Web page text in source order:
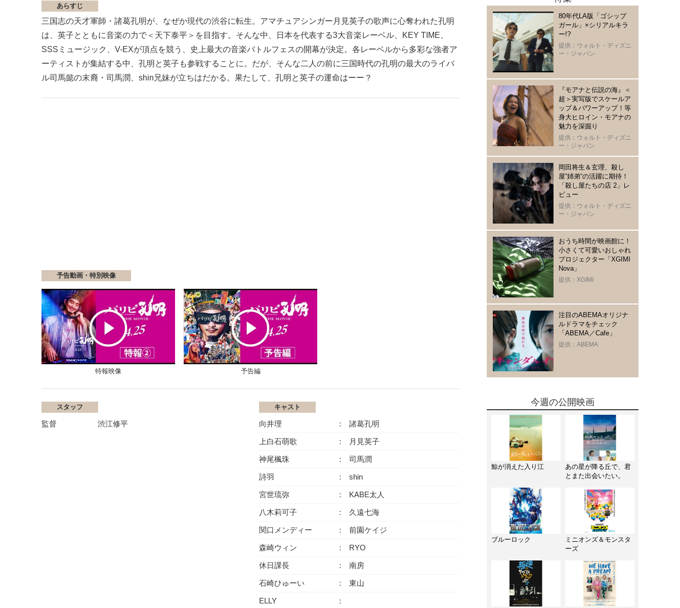
あらすじ
三国志の天才軍師・諸葛孔明が、なぜか現代の渋谷に転生。アマチュアシンガー月見英子の歌声に心奪われた孔明
は、英子とともに音楽の力で＜天下泰平＞を目指す。そんな中、日本を代表する3大音楽レーベル、KEY TIME、
SSSミュージック、V-EXが頂点を競う、史上最大の音楽バトルフェスの開幕が決定。各レーベルから多彩な強者ア
ーティストが集結する中、孔明と英子も参戦することに。だが、そんな二人の前に三国時代の孔明の最大のライバ
ル司馬懿の末裔・司馬潤、shin兄妹が立ちはだかる。果たして、孔明と英子の運命はーー？
予告動画・特別映像
特報映像 予告編
スタッフ
監督 渋江修平
キャスト
向井理 諸葛孔明
上白石萌歌 月見英子
神尾楓珠 司馬潤
詩羽 shin
宮世琉弥 KABE太人
八木莉可子 久遠七海
関口メンディー 前園ケイジ
森崎ウィン RYO
休日課長 南房
石崎ひゅーい 東山
ELLY
80年代LA版「ゴシップ
ガール」×シリアルキラ
ー!?
提供：ウォルト・ディズニ
ー・ジャパン
『モアナと伝説の海』＜
超＞実写版でスケールア
ップ＆パワーアップ！等
身大ヒロイン・モアナの
魅力を深掘り
提供：ウォルト・ディズニ
ー・ジャパン
岡田将生＆玄理、殺し
屋“姉弟“の活躍に期待！
「殺し屋たちの店 2」レ
ビュー
提供：ウォルト・ディズニ
ー・ジャパン
おうち時間が映画館に！
小さくて可愛いおしゃれ
プロジェクター「XGIMI
Nova」
提供：XGIMI
注目のABEMAオリジナ
ルドラマをチェック
「ABEMA／Cafe」
提供：ABEMA
今週の公開映画
鯨が消えた入り江
あの星が降る丘で、君
とまた出会いたい。
ブルーロック
ミニオンズ＆モンスタ
ーズ